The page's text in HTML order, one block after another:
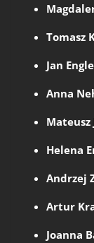
Tomasz
Jan
Anna
Mateusz
Helena
Andrzej
Artur
Joanna